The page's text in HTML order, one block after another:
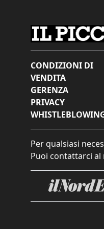
CONDIZIONI DI
VENDITA
GERENZA
PRIVACY
Per qualsiasi
Puoi contattarci al